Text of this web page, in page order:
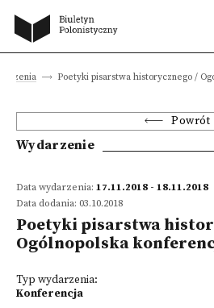
Poetyki pisarstwa historycznego /
Powrót
Wydarzenie
Data wydarzenia: 17.11.2018 - 18.11.2018
Data dodania: 03.10.2018
Poetyki pisarstwa
Ogólnopolska
Typ wydarzenia:
Konferencja